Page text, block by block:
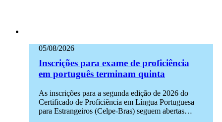
05/08/2026
Inscrições para exame de proficiência
em português terminam quinta
As inscrições para a segunda edição de 2026 do
Certificado de Proficiência em Língua Portuguesa
para Estrangeiros (Celpe-Bras) seguem abertas…